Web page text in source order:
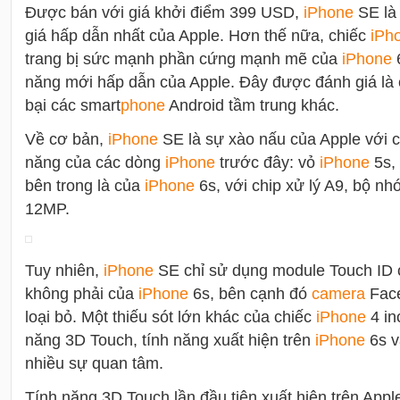
Được bán với giá khởi điểm 399 USD, iPhone SE
giá hấp dẫn nhất của Apple. Hơn thế nữa, chiếc i
trang bị sức mạnh phần cứng mạnh mẽ của iPhone
năng mới hấp dẫn của Apple. Đây được đánh giá
bại các smartphoneAndroid tầm trung khác.
Về cơ bản, iPhone SE là sự xào nấu của Apple với
năng của các dòng iPhone trước đây: vỏ iPhone 5s,
bên trong là của iPhone 6s, với chip xử lý A9, bộ
12MP.
Tuy nhiên, iPhone SE chỉ sử dụng module Touch
không phải của iPhone 6s, bên cạnh đó camera
loại bỏ. Một thiếu sót lớn khác của chiếc iPhone 4
năng 3D Touch, tính năng xuất hiện trên iPhone 6s
nhiều sự quan tâm.